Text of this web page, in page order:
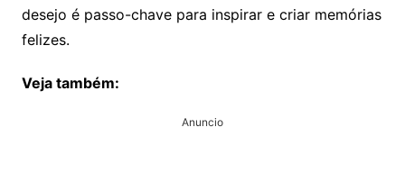
desejo é passo-chave para inspirar e criar memórias
felizes.
Veja também:
Anuncio